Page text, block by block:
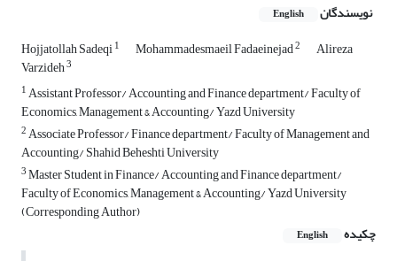
نویسندگان English
Hojjatollah Sadeqi1 Mohammadesmaeil Fadaeinejad2 Alireza
Varzideh3
1Assistant Professor/ Accounting and Finance department/ Faculty of
Economics, Management & Accounting/ Yazd University
2Associate Professor/ Finance department/ Faculty of Management and
Accounting/ Shahid Beheshti University
3Master Student in Finance/ Accounting and Finance department/
Faculty of Economics, Management & Accounting/ Yazd University
(Corresponding Author)
چکیده
English